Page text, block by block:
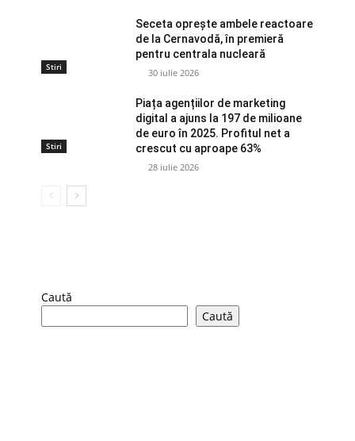
Stiri
Seceta oprește ambele reactoare
de la Cernavodă, în premieră
pentru centrala nucleară
30 iulie 2026
Stiri
Piața agențiilor de marketing
digital a ajuns la 197 de milioane
de euro în 2025. Profitul net a
crescut cu aproape 63%
28 iulie 2026
Caută
Caută